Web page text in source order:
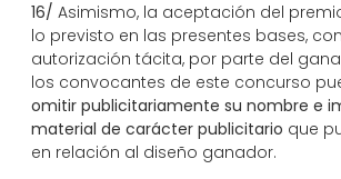
16/ Asimismo, la aceptación del
lo previsto en las presentes bases,
autorización tácita, por parte del
los convocantes de este concurso
omitir publicitariamente su nombre e
material de carácter publicitario que
en relación al diseño ganador.